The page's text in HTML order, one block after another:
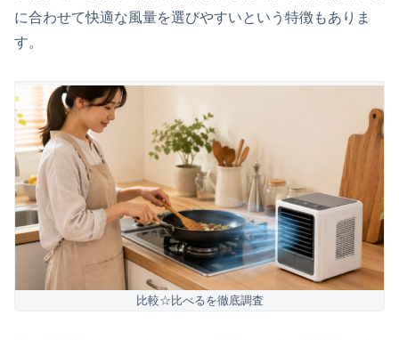
に合わせて快適な風量を選びやすいという特徴もありま
す。
比較☆比べるを徹底調査